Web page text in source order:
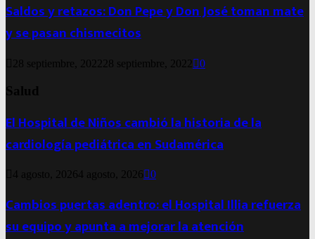
Saldos y retazos: Don Pepe y Don José toman mate
y se pasan chismecitos
28 septiembre, 2022 28 septiembre, 2022 0
Salud
El Hospital de Niños cambió la historia de la
cardiología pediátrica en Sudamérica
4 agosto, 20264 agosto, 2026 0
Cambios puertas adentro: el Hospital Illia refuerza
su equipo y apunta a mejorar la atención